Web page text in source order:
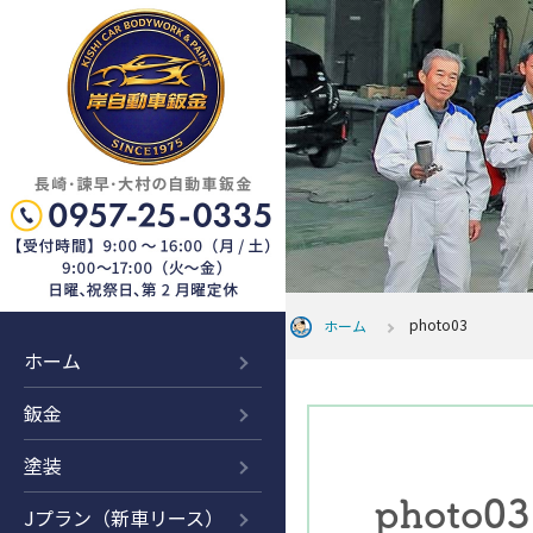
ホーム
鈑金
塗装
Jプラン（新車リース）
ホーム photo03
photo03